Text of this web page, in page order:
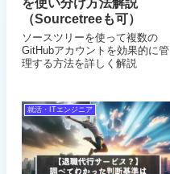
を使い分け方法解説
（Sourcetreeも可）
ソースツリーを使って複数の
GitHubアカウントを効果的に管
理する方法を詳しく解説
就活・ITエンジニア